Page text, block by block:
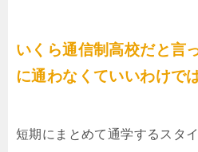
いくら通信制高校だと言
に通わなくていいわけで
短期にまとめて通学するスタ